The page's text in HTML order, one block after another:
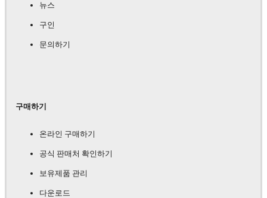
뉴스
구인
문의하기
구매하기
온라인 구매하기
공식 판매처 확인하기
보유제품 관리
다운로드